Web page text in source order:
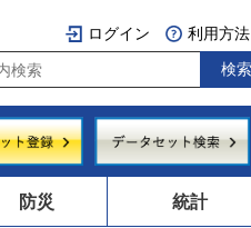
ログイン 利用方法
防災 統計